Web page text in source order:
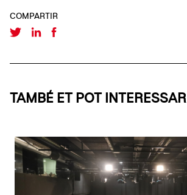
COMPARTIR
TAMBÉ ET POT INTERESSAR